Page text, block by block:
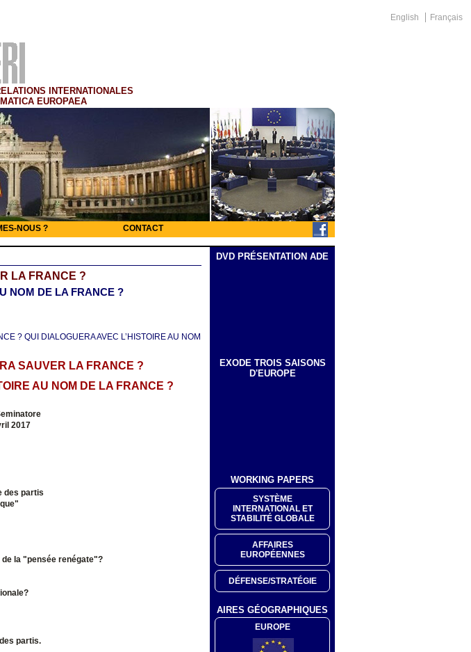
English Français
INTERNATIONALES
EUROPAEA
NOUS ? CONTACT
LA FRANCE ?
NOM DE LA FRANCE ?
? QUI DIALOGUERA AVEC L’HISTOIRE AU NOM
SAUVER LA FRANCE ?
AU NOM DE LA FRANCE ?
2017
des partis
la "pensée renégate"?
partis.
DVD PRÉSENTATION ADE
EXODE TROIS SAISONS
D'EUROPE
WORKING PAPERS
SYSTÈME
INTERNATIONAL ET
STABILITÉ GLOBALE
AFFAIRES
EUROPÉENNES
DÉFENSE/STRATÉGIE
AIRES GÉOGRAPHIQUES
EUROPE